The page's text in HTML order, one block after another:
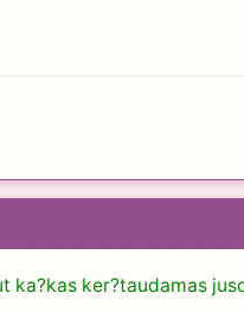
ka?kas ker?taudamas